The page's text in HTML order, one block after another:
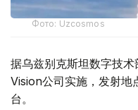
Фото: Uzcosmos
据乌兹别克斯坦数字技
Vision公司实施，发射地
台。